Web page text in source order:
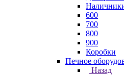
600
700
800
900
Коробки
Печное
Назад